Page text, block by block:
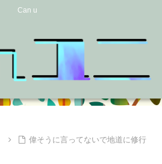
Can u
偉そうに言ってないで地道に修行